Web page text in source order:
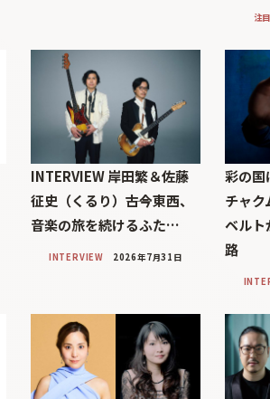
注
INTERVIEW 岸田繁＆佐藤
征史（くるり）――古今東西、
音楽の旅を続けるふた…
INTERVIEW 2026年7月31日
彩の国
チャク
ベルト
路